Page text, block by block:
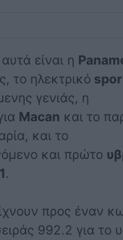
είναι η
το ηλεκτρικό
γενιάς, η
Macan και το
και το
και πρώτο
.
προς έναν
992.2 για το